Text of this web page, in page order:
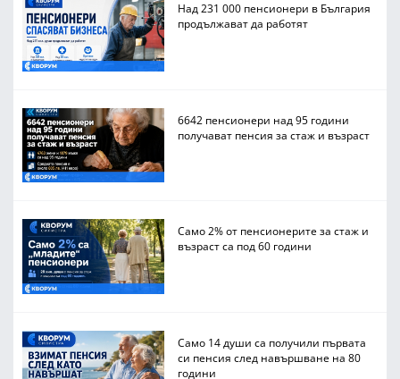
Над 231 000 пенсионери в България
продължават да работят
6642 пенсионери над 95 години
получават пенсия за стаж и възраст
Само 2% от пенсионерите за стаж и
възраст са под 60 години
Само 14 души са получили първата
си пенсия след навършване на 80
години